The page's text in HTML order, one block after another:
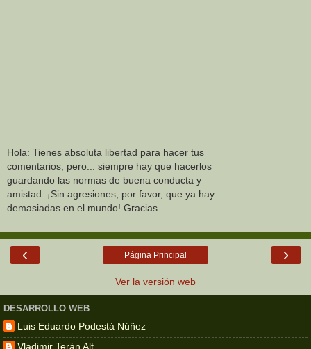
Hola: Tienes absoluta libertad para hacer tus
comentarios, pero... siempre hay que hacerlos
guardando las normas de buena conducta y
amistad. ¡Sin agresiones, por favor, que ya hay
demasiadas en el mundo! Gracias.
‹ ›
Página Principal
Ver la versión web
DESARROLLO WEB
Luis Eduardo Podestá Núñez
Vladimir Terán Alt